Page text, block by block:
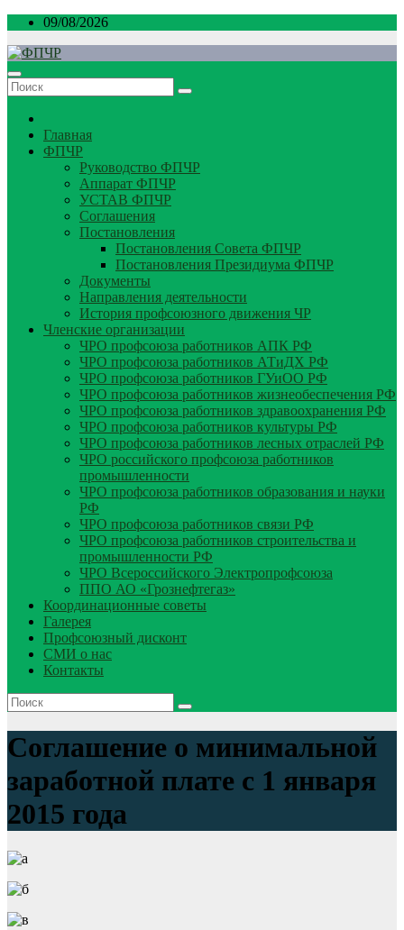
Перейти
содержимому
09/08/2026
Главная
ФПЧР
Руководство ФПЧР
Аппарат ФПЧР
УСТАВ ФПЧР
Соглашения
Постановления
Постановления Совета ФПЧР
Постановления Президиума ФПЧР
Документы
Направления деятельности
История профсоюзного движения ЧР
Членские организации
ЧРО профсоюза работников АПК РФ
ЧРО профсоюза работников АТиДХ РФ
ЧРО профсоюза работников ГУиОО РФ
ЧРО профсоюза работников жизнеобеспечения РФ
ЧРО профсоюза работников здравоохранения РФ
ЧРО профсоюза работников культуры РФ
ЧРО профсоюза работников лесных отраслей РФ
ЧРО российского профсоюза работников
промышленности
ЧРО профсоюза работников образования и науки
РФ
ЧРО профсоюза работников связи РФ
ЧРО профсоюза работников строительства и
промышленности РФ
ЧРО Всероссийского Электропрофсоюза
ППО АО «Грознефтегаз»
Координационные советы
Галерея
Профсоюзный дисконт
СМИ о нас
Контакты
Соглашение о минимальной
заработной плате с 1 января
2015 года